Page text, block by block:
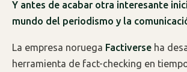
Y antes de acabar otra interesante
mundo del periodismo y la
La empresa noruega Factiverse ha
herramienta de fact-checking en